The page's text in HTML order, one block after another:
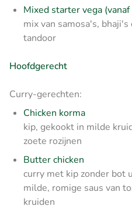
Mixed starter vega
mix van samosa's,
tandoor
Hoofdgerecht
Curry-gerechten:
Chicken korma
kip, gekookt in milde
zoete rozijnen
Butter chicken
curry met kip zonder bot
milde, romige saus van
kruiden